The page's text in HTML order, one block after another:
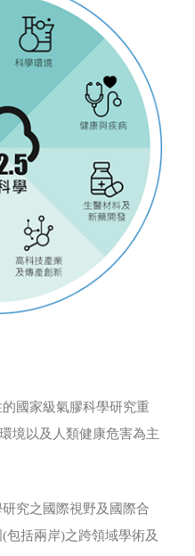
國家級氣膠科學研究重
境以及人類健康危害為主
究之國際視野及國際合
包括兩岸)之跨領域學術及